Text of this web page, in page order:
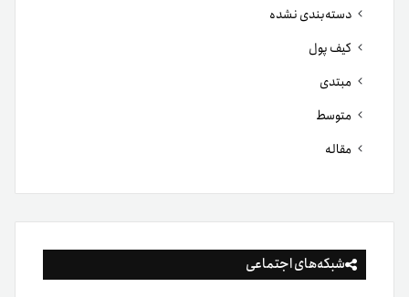
دسته‌بندی نشده
کیف پول
مبتدی
متوسط
مقاله
شبکه‌های اجتماعی